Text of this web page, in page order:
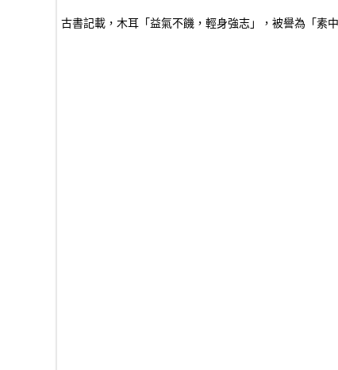
古書記載，木耳「益氣不饑，輕身強志」，被譽為「素